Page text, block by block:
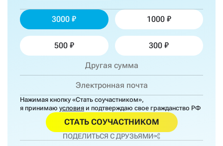
3000 1000
500 300
Нажимая кнопку «Стать соучастником»,
я принимаю условия и подтверждаю свое гражданство РФ
СТАТЬ СОУЧАСТНИКОМ
ПОДЕЛИТЬСЯ С ДРУЗЬЯМИ